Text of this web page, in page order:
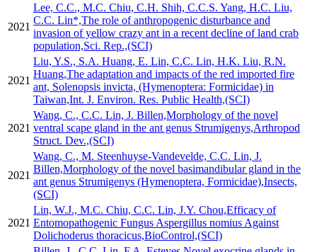
2021
Lee, C.C., M.C. Chiu, C.H. Shih, C.C.S. Yang, H.C. Liu,
C.C. Lin*,The role of anthropogenic disturbance and
invasion of yellow crazy ant in a recent decline of land crab
population,Sci. Rep.,(SCI)
2021
Liu, Y.S., S.A. Huang, E. Lin, C.C. Lin, H.K. Liu, R.N.
Huang,The adaptation and impacts of the red imported fire
ant, Solenopsis invicta, (Hymenoptera: Formicidae) in
Taiwan,Int. J. Environ. Res. Public Health,(SCI)
2021
Wang, C., C.C. Lin, J. Billen,Morphology of the novel
ventral scape gland in the ant genus Strumigenys,Arthropod
Struct. Dev.,(SCI)
2021
Wang, C., M. Steenhuyse-Vandevelde, C.C. Lin, J.
Billen,Morphology of the novel basimandibular gland in the
ant genus Strumigenys (Hymenoptera, Formicidae),Insects,
(SCI)
2021
Lin, W.J., M.C. Chiu, C.C. Lin, J.Y. Chou,Efficacy of
Entomopathogenic Fungus Aspergillus nomius Against
Dolichoderus thoracicus,BioControl,(SCI)